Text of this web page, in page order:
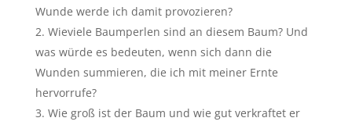
Wunde werde ich damit provozieren?
Wieviele Baumperlen sind an diesem Baum? Und
was würde es bedeuten, wenn sich dann die
Wunden summieren, die ich mit meiner Ernte
hervorrufe?
Wie groß ist der Baum und wie gut verkraftet er